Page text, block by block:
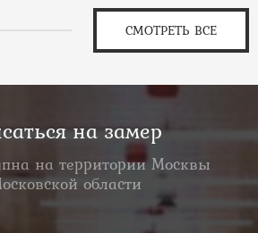
СМОТРЕТЬ ВСЕ
на замер
на территории Москвы
области